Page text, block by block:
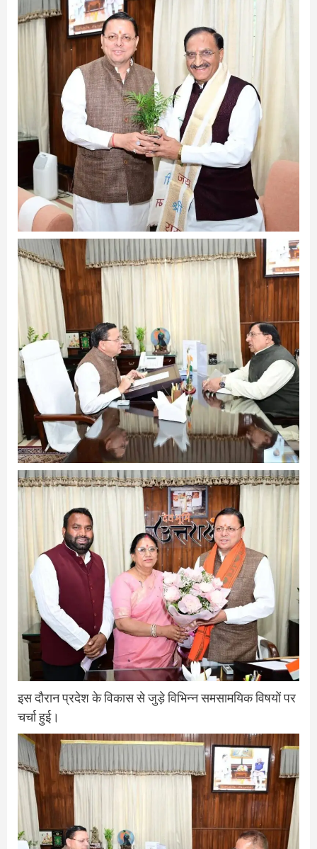
इस दौरान प्रदेश के विकास से जुड़े विभिन्न समसामयिक विषयों पर
चर्चा हुई।